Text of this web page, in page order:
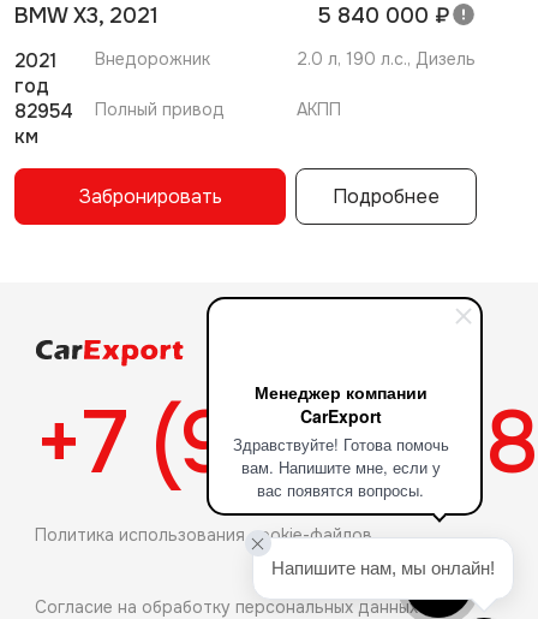
Менеджер компании
CarExport
Здравствуйте! Готова помочь
вам. Напишите мне, если у
вас появятся вопросы.
BMW X3, 2021 5 840 000 ₽
2021
год
Внедорожник 2.0 л, 190 л.с., Дизель
82954
км
Полный привод АКПП
Забронировать Подробнее
+7 (927)
Политика использования cookie-файлов
Согласие на обработку персональных данных
Напишите нам, мы онлайн!